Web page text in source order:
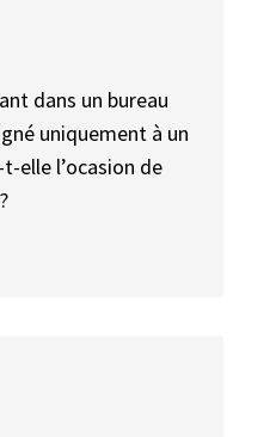
dans un bureau
uniquement à un
elle l’ocasion de